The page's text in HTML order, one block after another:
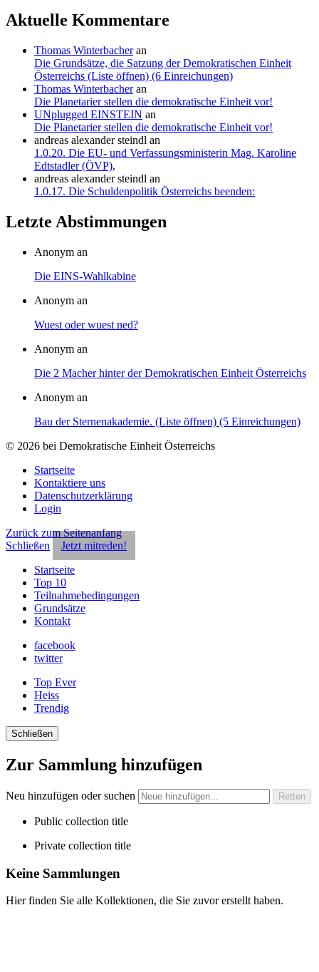
Aktuelle Kommentare
Thomas Winterbacheran
Die Grundsätze, die Satzung der Demokratischen Einheit
Österreichs (Liste öffnen) (6 Einreichungen)
Thomas Winterbacheran
Die Planetarier stellen die demokratische Einheit vor!
UNplugged EINSTEIN an
Die Planetarier stellen die demokratische Einheit vor!
andreas alexander steindl an
1.0.20. Die EU- und Verfassungsministerin Mag. Karoline
Edtstadler (ÖVP),
andreas alexander steindl an
1.0.17. Die Schuldenpolitik Österreichs beenden:
Letzte Abstimmungen
Anonym an
Die EINS-Wahlkabine
Anonym an
Wuest oder wuest ned?
Anonym an
Die 2 Macher hinter der Demokratischen Einheit Österreichs
Anonym an
Bau der Sternenakademie. (Liste öffnen) (5 Einreichungen)
© 2026 bei Demokratische Einheit Österreichs
Startseite
Kontaktiere uns
Datenschutzerklärung
Login
Zurück zum Seitenanfang
Schließen
Jetzt mitreden!
Startseite
Top 10
Teilnahmebedingungen
Grundsätze
Kontakt
facebook
twitter
Top Ever
Heiss
Trendig
Schließen
Zur Sammlung hinzufügen
Neu hinzufügen oder suchen
Public collection title
Private collection title
Keine Sammlungen
Hier finden Sie alle Kollektionen, die Sie zuvor erstellt haben.